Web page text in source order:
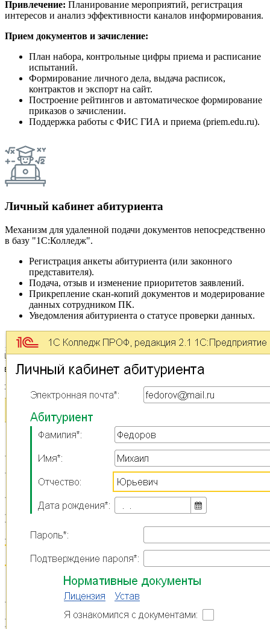
Привлечение: Планирование мероприятий, регистрация
интересов и анализ эффективности каналов информирования.
Прием документов и зачисление:
План набора, контрольные цифры приема и расписание
испытаний.
Формирование личного дела, выдача расписок,
контрактов и экспорт на сайт.
Построение рейтингов и автоматическое формирование
приказов о зачислении.
Поддержка работы с ФИС ГИА и приема (priem.edu.ru).
Личный кабинет абитуриента
Механизм для удаленной подачи документов непосредственно
в базу "1С:Колледж".
Регистрация анкеты абитуриента (или законного
представителя).
Подача, отзыв и изменение приоритетов заявлений.
Прикрепление скан-копий документов и модерирование
данных сотрудником ПК.
Уведомления абитуриента о статусе проверки данных.